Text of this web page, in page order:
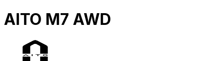
AITO M7 AWD